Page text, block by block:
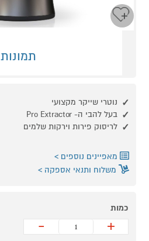
תמונות
נוטרי שייקר מקצועי
בעל להבי ה- Pro Extractor
לריסוק פירות וירקות שלמים
מאפיינים נוספים
משלוח ותנאי אספקה
כמות
+
-